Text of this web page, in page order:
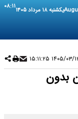
یکشنبه ۱۸ مرداد ۱۴۰۵ ۰۸:۱۱
۰۳/۱۳ ۱۵:۱۱:۲۵
بدون